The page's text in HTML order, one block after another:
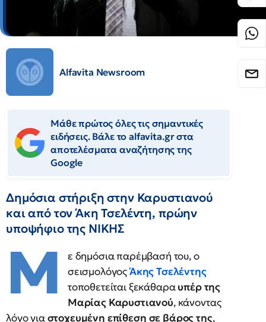
Alfavita Newsroom
Μάθε πρώτος όλες τις σημαντικές
ειδήσεις. Βάλε το alfavita.gr στα
αποτελέσματα αναζήτησης της
Google
Δημόσια στήριξη στην Καρυστιανού
και από τον Άκη Τσελέντη, πρώην
υποψήφιο της ΝΙΚΗΣ
Μ
ε δημόσια παρέμβασή του, ο
σεισμολόγοςΆκης Τσελέντης
τοποθετείται ξεκάθαραυπέρ της
Μαρίας Καρυστιανού, κάνοντας
λόγο γιαστοχευμένη επίθεση σε βάρος της,